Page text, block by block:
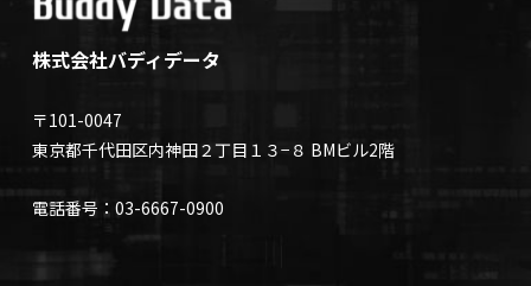
株式会社バディデータ
〒101-0047
東京都千代田区内神田２丁目１３−８ BMビル2階
電話番号：03-6667-0900